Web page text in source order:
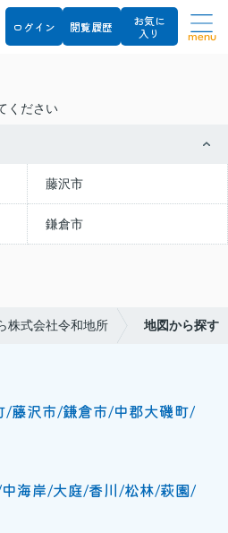
ログイン 閲覧履歴
お気に
入り
menu
ください
藤沢市
鎌倉市
株式会社令和地所 地図から探す
藤沢市 鎌倉市 中郡大磯町
中海岸 大庭 香川 松林 萩園